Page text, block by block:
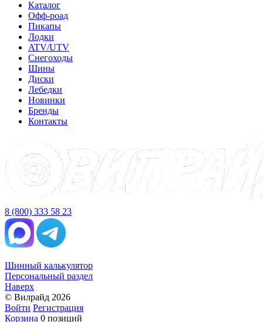
Каталог
Офф-роад
Пикапы
Лодки
ATV/UTV
Снегоходы
Шины
Диски
Лебедки
Новинки
Бренды
Контакты
8 (800) 333 58 23
Шинный калькулятор
Персональный раздел
Наверх
© Вилрайд 2026
Войти Регистрация
Корзина 0 позиций